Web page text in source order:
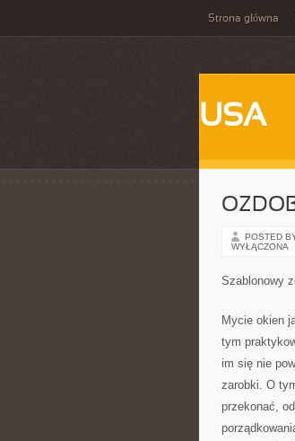
Strona główna
USA
POSTED
WYŁĄCZONA
Szablonowy
Mycie okien
tym
im się nie
zarobki. O
przekonać,